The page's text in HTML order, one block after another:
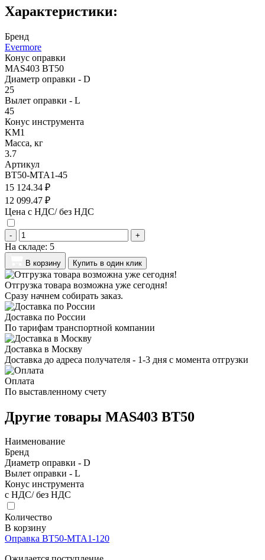
Характеристики:
Бренд
Evermore
Конус оправки
MAS403 BT50
Диаметр оправки - D
25
Вылет оправки - L
45
Конус инструмента
KM1
Масса, кг
3.7
Артикул
BT50-MTA1-45
15 124.34 ₽
12 099.47 ₽
Цена с НДС/ без НДС
- +
На складе: 5
В корзину Купить в один клик
Отгрузка товара возможна уже сегодня!
Сразу начнем собирать заказ.
Доставка по России
По тарифам транспортной компании
Доставка в Москву
Доставка до адреса получателя - 1-3 дня с момента отгрузки
Оплата
По выставленному счету
Другие товары MAS403 BT50
Наименование
Бренд
Диаметр оправки - D
Вылет оправки - L
Конус инструмента
с НДС/ без НДС
Количество
В корзину
Оправка BT50-MTA1-120